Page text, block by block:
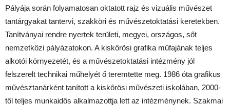
Pályája során folyamatosan oktatott rajz és vizuális művészet
tantárgyakat tantervi, szakköri és művészetoktatási keretekben.
Tanítványai rendre nyertek területi, megyei, országos, sőt
nemzetközi pályázatokon. A kiskőrösi grafika műfajának teljes
alkotói környezetét, és a művészetoktatási intézmény jól
felszerelt technikai műhelyét ő teremtette meg. 1986 óta grafikus
művésztanárként tanított a kiskőrösi művészeti iskolában, 2000-
től teljes munkaidős alkalmazottja lett az intézménynek. Szakmai